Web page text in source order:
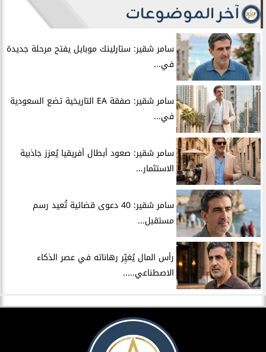
آخر الموضوعات
سامر شقير: ستارلينك موبايل يفتح مرحلة جديدة
في...
سامر شقير: صفقة EA التاريخية تضع السعودية
في...
سامر شقير: صعود أبطال أفريقيا يُعزز جاذبية
الاستثمار...
سامر شقير: 40 دعوى قضائية تُعيد رسم
مستقبل...
رأس المال يُغيِّر رهاناته في عصر الذكاء
الاصطناعي.....